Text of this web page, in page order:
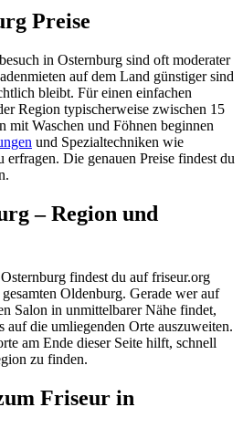
Preise
in Osternburg sind oft moderater
auf dem Land günstiger sind
bleibt. Für einen einfachen
Region typischerweise zwischen 15
mit Waschen und Föhnen beginnen
und Spezialtechniken wie
Die genauen Preise findest du
– Region und
findest du auf friseur.org
Oldenburg. Gerade wer auf
Salon in unmittelbarer Nähe findet,
auf die umliegenden Orte auszuweiten.
am Ende dieser Seite hilft, schnell
zu finden.
Friseur in